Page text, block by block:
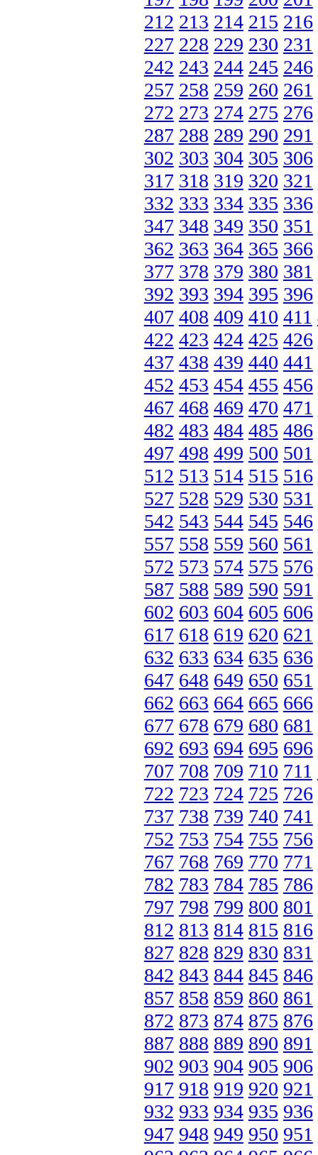
212 213 214 215 216
227 228 229 230 231
242 243 244 245 246
257 258 259 260 261
272 273 274 275 276
287 288 289 290 291
302 303 304 305 306
317 318 319 320 321
332 333 334 335 336
347 348 349 350 351
362 363 364 365 366
377 378 379 380 381
392 393 394 395 396
407 408 409 410 411
422 423 424 425 426
437 438 439 440 441
452 453 454 455 456
467 468 469 470 471
482 483 484 485 486
497 498 499 500 501
512 513 514 515 516
527 528 529 530 531
542 543 544 545 546
557 558 559 560 561
572 573 574 575 576
587 588 589 590 591
602 603 604 605 606
617 618 619 620 621
632 633 634 635 636
647 648 649 650 651
662 663 664 665 666
677 678 679 680 681
692 693 694 695 696
707 708 709 710 711
722 723 724 725 726
737 738 739 740 741
752 753 754 755 756
767 768 769 770 771
782 783 784 785 786
797 798 799 800 801
812 813 814 815 816
827 828 829 830 831
842 843 844 845 846
857 858 859 860 861
872 873 874 875 876
887 888 889 890 891
902 903 904 905 906
917 918 919 920 921
932 933 934 935 936
947 948 949 950 951